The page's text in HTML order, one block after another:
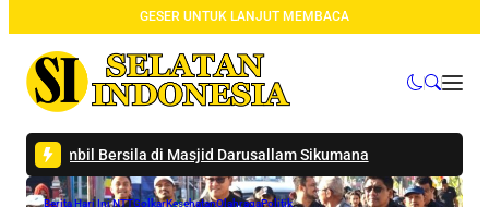
GESER UNTUK LANJUT MEMBACA
Bersila di Masjid Darusallam Sikumana
Berita Hari Ini NTTEkonomiGolkarHukrimPolitik